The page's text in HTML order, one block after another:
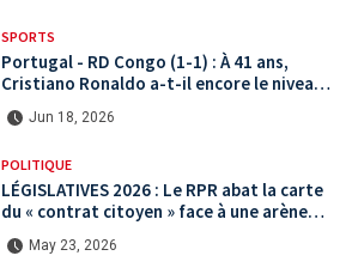
SPORTS
Portugal - RD Congo (1-1) : À 41 ans,
Cristiano Ronaldo a-t-il encore le niveau
international ?
Jun 18, 2026
POLITIQUE
LÉGISLATIVES 2026 : Le RPR abat la carte
du « contrat citoyen » face à une arène
politique saturée.
May 23, 2026